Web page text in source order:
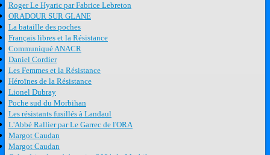
Roger Le Hyaric par Fabrice Lebreton
ORADOUR SUR GLANE
La bataille des poches
Français libres et la Résistance
Communiqué ANACR
Daniel Cordier
Les Femmes et la Résistance
Héroïnes de la Résistance
Lionel Dubray
Poche sud du Morbihan
Les résistants fusillés à Landaul
L'Abbé Rallier par Le Garrec de l'ORA
Margot Caudan
Margot Caudan